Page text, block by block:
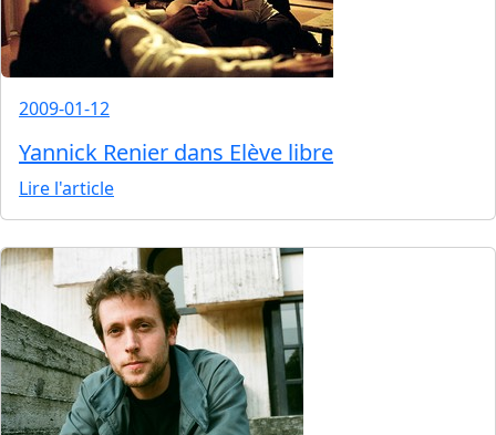
2009-01-12
Yannick Renier dans Elève libre
Lire l'article